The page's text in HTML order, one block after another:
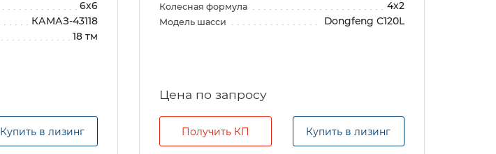
6х6
КАМАЗ-43118
18 тм
Купить в лизинг
Колесная формула 4х2
Модель шасси Dongfeng C120L
Цена по запросу
Получить КП Купить в лизинг